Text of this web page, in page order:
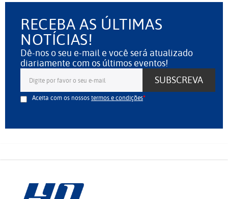
RECEBA AS ÚLTIMAS
NOTÍCIAS!
Dê-nos o seu e-mail e você será atualizado
diariamente com os últimos eventos!
SUBSCREVA
Aceita com os nossostermos e condições